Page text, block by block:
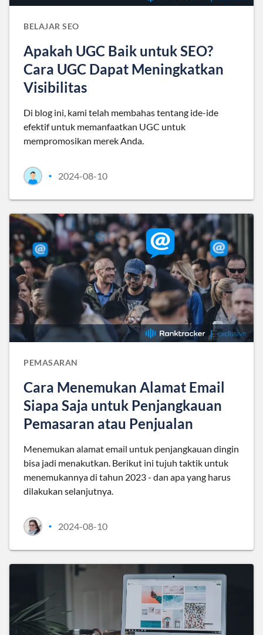
BELAJAR SEO
Apakah UGC Baik untuk SEO?
Cara UGC Dapat Meningkatkan
Visibilitas
Di blog ini, kami telah membahas tentang ide-ide
efektif untuk memanfaatkan UGC untuk
mempromosikan merek Anda.
• 2024-08-10
PEMASARAN
Cara Menemukan Alamat Email
Siapa Saja untuk Penjangkauan
Pemasaran atau Penjualan
Menemukan alamat email untuk penjangkauan dingin
bisa jadi menakutkan. Berikut ini tujuh taktik untuk
menemukannya di tahun 2023 - dan apa yang harus
dilakukan selanjutnya.
• 2024-08-10